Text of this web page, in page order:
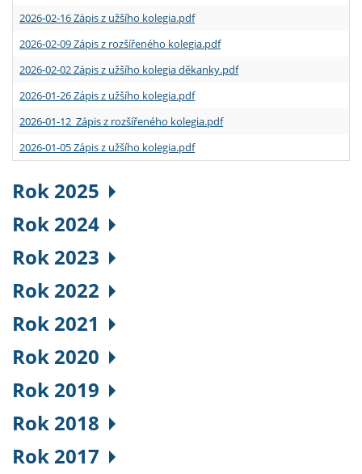
2026-02-16 Zápis z užšího kolegia.pdf
2026-02-09 Zápis z rozšířeného kolegia.pdf
2026-02-02 Zápis z užšího kolegia děkanky.pdf
2026-01-26 Zápis z užšího kolegia.pdf
2026-01-12 Zápis z rozšířeného kolegia.pdf
2026-01-05 Zápis z užšího kolegia.pdf
Rok 2025
Rok 2024
Rok 2023
Rok 2022
Rok 2021
Rok 2020
Rok 2019
Rok 2018
Rok 2017